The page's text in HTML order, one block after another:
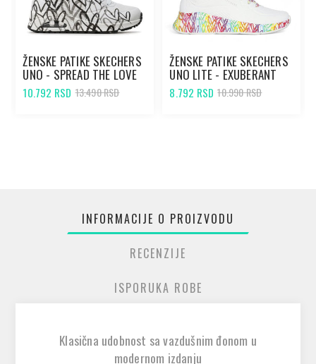
ŽENSKE PATIKE SKECHERS
UNO - SPREAD THE LOVE
WHITE/BLACK
10.792 RSD 13.490 RSD
ŽENSKE PATIKE SKECHERS
UNO LITE - EXUBERANT
WHITE
8.792 RSD 10.990 RSD
INFORMACIJE O PROIZVODU
RECENZIJE
ISPORUKA ROBE
Klasična udobnost sa vazdušnim đonom u
modernom izdanju